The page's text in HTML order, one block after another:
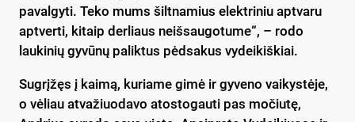
pavalgyti. Teko mums šiltnamius elektriniu aptvaru
aptverti, kitaip derliaus neišsaugotume“, – rodo
laukinių gyvūnų paliktus pėdsakus vydeikiškiai.
Sugrįžęs į kaimą, kuriame gimė ir gyveno vaikystėje,
o vėliau atvažiuodavo atostogauti pas močiutę,